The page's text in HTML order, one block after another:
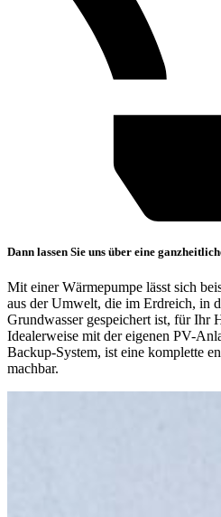
Dann lassen Sie uns über eine
Mit einer Wärmepumpe lässt sich
aus der Umwelt, die im Erdreich, in
Grundwasser gespeichert ist, für Ihr
Idealerweise mit der eigenen PV-
Backup-System, ist eine komplette
machbar.